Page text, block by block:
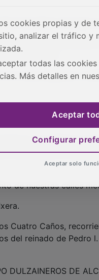
de globos de agua
Doña Blanca de
e lxera.
con aves rapaces y
medievales a
de D.ªBlanca
Manchega de
de nuestras calles
Cuatro Caños,
del reinado de Pedro
DULZAINEROS DE
cookies propias y de
analizar el tráfico y
todas las
Más detalles en
Aceptar
Configurar
Aceptar solo